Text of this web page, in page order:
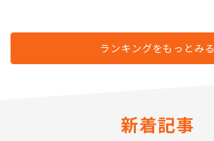
ランキングをもっとみる
新着記事